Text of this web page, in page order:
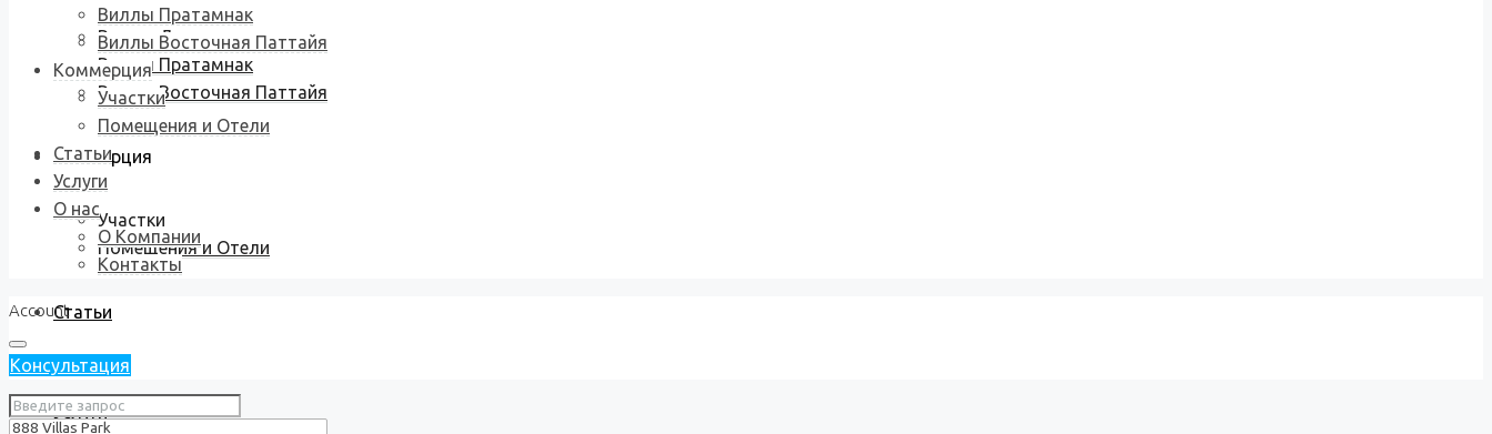
Виллы Джомтьен
Виллы Пратамнак
Виллы Восточная Паттайя
Коммерция
Участки
Помещения и Отели
Статьи
Услуги
Виллы Пратамнак
Виллы Восточная Паттайя
Коммерция
Участки
Помещения и Отели
Статьи
Услуги
О нас
О Компании
Контакты
Account
Консультация